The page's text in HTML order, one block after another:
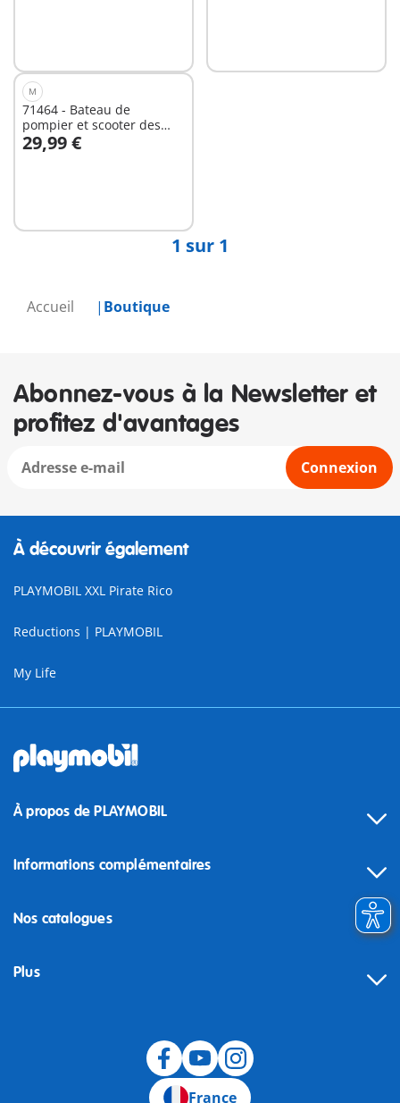
Accueil Boutique
M
71464 - Bateau de
pompier et scooter des
mers
29,99 €
Au panier
1 sur 1
Abonnez-vous à la Newsletter et
profitez d'avantages
Connexion
À découvrir également
PLAYMOBIL XXL Pirate Rico
Reductions | PLAYMOBIL
My Life
À propos de PLAYMOBIL
Informations complémentaires
Nos catalogues
Plus
France